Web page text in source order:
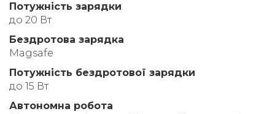
Потужність зарядки
до 20 Вт
Бездротова зарядка
Magsafe
Потужність бездротової зарядки
до 15 Вт
Автономна робота